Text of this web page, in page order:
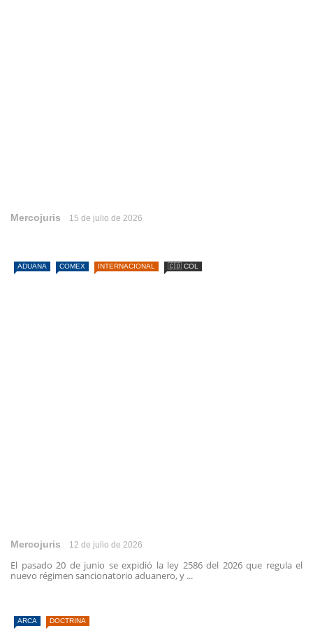
Mercojuris 15 de julio de 2026
ADUANA COMEX INTERNACIONAL 🇨🇴 COL
Mercojuris 12 de julio de 2026
El pasado 20 de junio se expidió la ley 2586 del 2026 que regula el
nuevo régimen sancionatorio aduanero, y ...
ARCA DOCTRINA